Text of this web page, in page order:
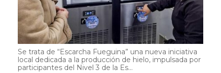
Se trata de “Escarcha Fueguina” una nueva iniciativa
local dedicada a la producción de hielo, impulsada por
participantes del Nivel 3 de la Es...